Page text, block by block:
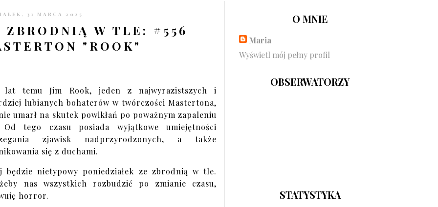
31 MARCA 2025
W TLE: #556
"ROOK"
lat temu Jim Rook, jeden z najwyrazistszych i
lubianych bohaterów w twórczości Mastertona,
umarł na skutek powikłań po poważnym zapaleniu
Od tego czasu posiada wyjątkowe umiejętności
zjawisk nadprzyrodzonych, a także
się z duchami.
będzie nietypowy poniedziałek ze zbrodnią w tle.
nas wszystkich rozbudzić po zmianie czasu,
horror.
O MNIE
Maria
Wyświetl mój pełny profil
OBSERWATORZY
STATYSTYKA